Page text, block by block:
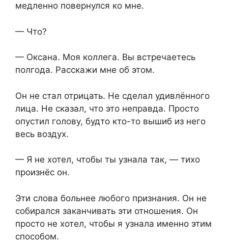
медленно повернулся ко мне.
— Что?
— Оксана. Моя коллега. Вы встречаетесь
полгода. Расскажи мне об этом.
Он не стал отрицать. Не сделал удивлённого
лица. Не сказал, что это неправда. Просто
опустил голову, будто кто-то вышиб из него
весь воздух.
— Я не хотел, чтобы ты узнала так, — тихо
произнёс он.
Эти слова больнее любого признания. Он не
собирался заканчивать эти отношения. Он
просто не хотел, чтобы я узнала именно этим
способом.